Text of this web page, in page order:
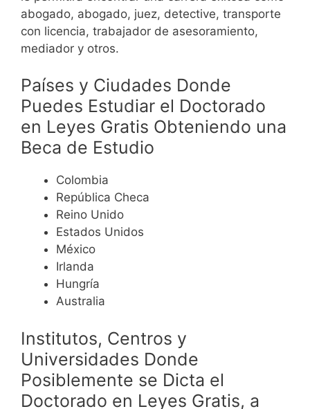
abogado, abogado, juez, detective, transporte
con licencia, trabajador de asesoramiento,
mediador y otros.
Países y Ciudades Donde
Puedes Estudiar el Doctorado
en Leyes Gratis Obteniendo una
Beca de Estudio
Colombia
República Checa
Reino Unido
Estados Unidos
México
Irlanda
Hungría
Australia
Institutos, Centros y
Universidades Donde
Posiblemente se Dicta el
Doctorado en Leyes Gratis, a